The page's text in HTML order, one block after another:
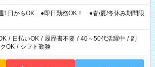
1日からOK ●即日勤務OK！ ●春/夏/冬休み期間限
/ 日払いOK / 履歴書不要 / 40～50代活躍中 / 副
OK / シフト勤務